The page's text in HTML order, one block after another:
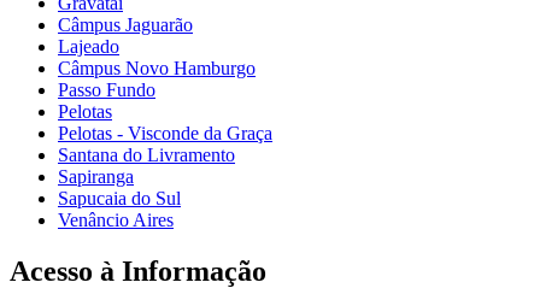
Câmpus Jaguarão
Lajeado
Câmpus Novo Hamburgo
Passo Fundo
Pelotas
Pelotas - Visconde da Graça
Santana do Livramento
Sapiranga
Sapucaia do Sul
Venâncio Aires
Acesso à Informação